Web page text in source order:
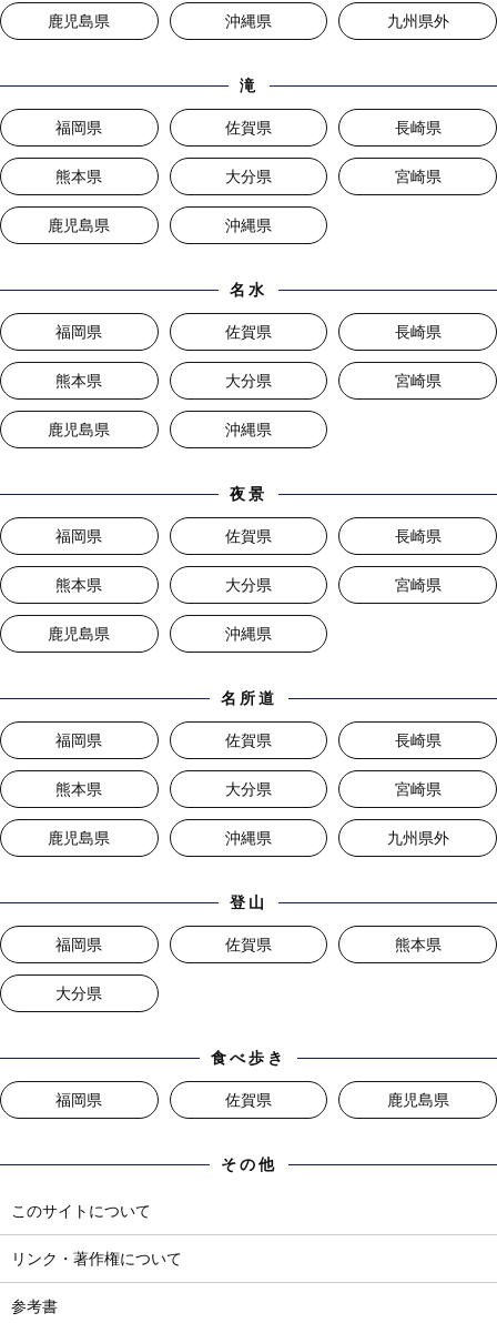
鹿児島県 沖縄県 九州県外
滝
福岡県 佐賀県 長崎県
熊本県 大分県 宮崎県
鹿児島県 沖縄県
名水
福岡県 佐賀県 長崎県
熊本県 大分県 宮崎県
鹿児島県 沖縄県
夜景
福岡県 佐賀県 長崎県
熊本県 大分県 宮崎県
鹿児島県 沖縄県
名所道
福岡県 佐賀県 長崎県
熊本県 大分県 宮崎県
鹿児島県 沖縄県 九州県外
登山
福岡県 佐賀県 熊本県
大分県
食べ歩き
福岡県 佐賀県 鹿児島県
その他
このサイトについて
リンク・著作権について
参考書